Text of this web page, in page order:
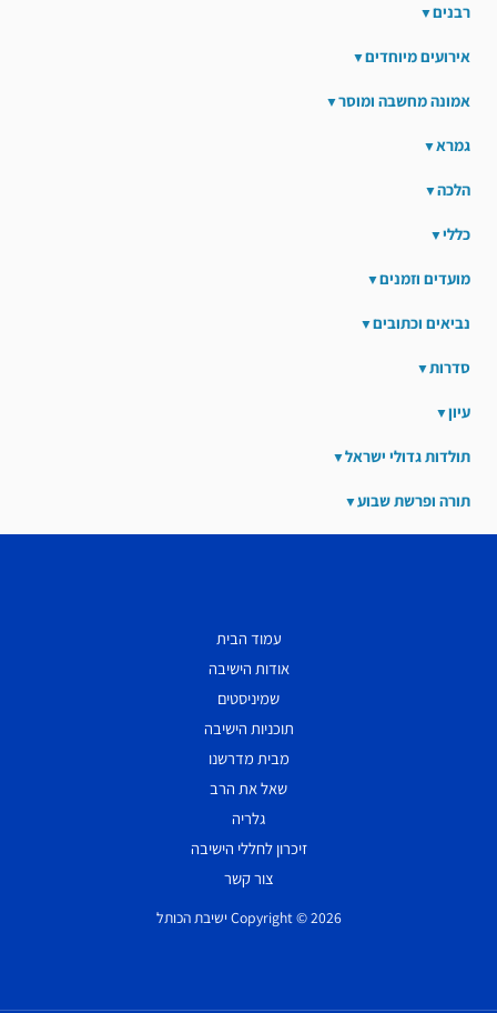
רבנים
אירועים מיוחדים
אמונה מחשבה ומוסר
גמרא
הלכה
כללי
מועדים וזמנים
נביאים וכתובים
סדרות
עיון
תולדות גדולי ישראל
תורה ופרשת שבוע
עמוד הבית
אודות הישיבה
שמיניסטים
תוכניות הישיבה
מבית מדרשנו
שאל את הרב
גלריה
זיכרון לחללי הישיבה
צור קשר
Copyright © 2026 ישיבת הכותל